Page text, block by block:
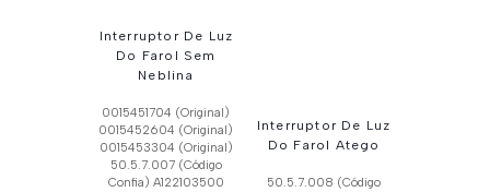
Interruptor De Luz
Do Farol Sem
Neblina
0015451704 (Original)
0015452604 (Original)
0015453304 (Original)
50.5.7.007 (Código
Confia) A122103500
Interruptor De Luz
Do Farol Atego
50.5.7.008 (Código